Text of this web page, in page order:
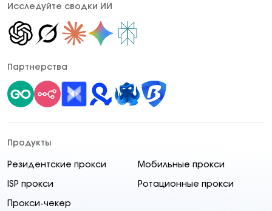
Исследуйте сводки ИИ
Партнерства
Продукты
Резидентские прокси Мобильные прокси
ISP прокси Ротационные прокси
Прокси-чекер